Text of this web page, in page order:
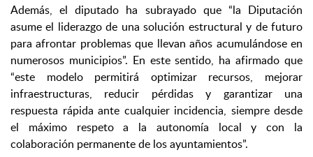
Además, el diputado ha subrayado que “la Diputación
asume el liderazgo de una solución estructural y de futuro
para afrontar problemas que llevan años acumulándose en
numerosos municipios”. En este sentido, ha afirmado que
“este modelo permitirá optimizar recursos, mejorar
infraestructuras, reducir pérdidas y garantizar una
respuesta rápida ante cualquier incidencia, siempre desde
el máximo respeto a la autonomía local y con la
colaboración permanente de los ayuntamientos”.